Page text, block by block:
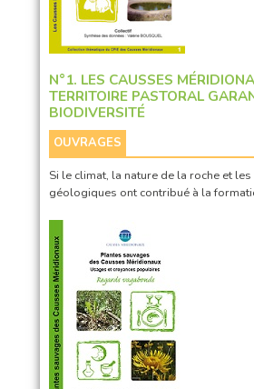
N°1. LES CAUSSES
TERRITOIRE PASTORAL
BIODIVERSITÉ
OUVRAGES
Si le climat, la nature de la roche et
géologiques ont contribué à la